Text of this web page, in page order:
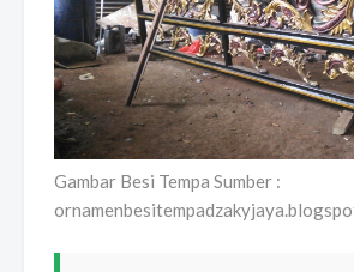
Gambar Besi Tempa Sumber :